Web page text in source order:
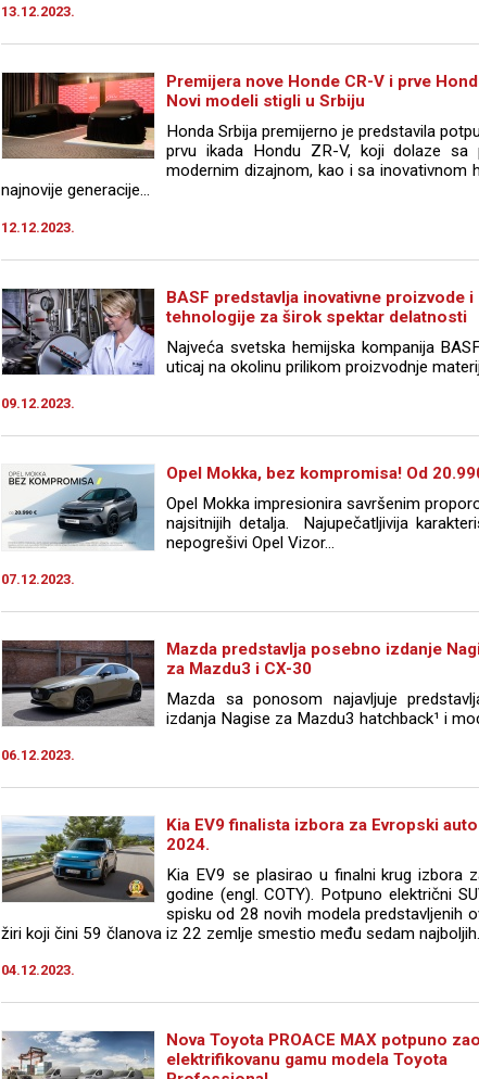
13.12.2023.
Premijera nove Honde CR-V i prve
Novi modeli stigli u Srbiju
Honda Srbija premijerno je predstavila
prvu ikada Hondu ZR-V, koji dolaze sa
modernim dizajnom, kao i sa inovativnom
najnovije generacije...
12.12.2023.
BASF predstavlja inovativne proizvode i
tehnologije za širok spektar delatnosti
Najveća svetska hemijska kompanija
uticaj na okolinu prilikom proizvodnje
09.12.2023.
Opel Mokka, bez kompromisa! Od
Opel Mokka impresionira savršenim
najsitnijih detalja. Najupečatljivija
nepogrešivi Opel Vizor...
07.12.2023.
Mazda predstavlja posebno izdanje
za Mazdu3 i CX-30
Mazda sa ponosom najavljuje
izdanja Nagise za Mazdu3 hatchback¹ i
06.12.2023.
Kia EV9 finalista izbora za Evropski
2024.
Kia EV9 se plasirao u finalni krug izbora
godine (engl. COTY). Potpuno električni
spisku od 28 novih modela predstavljenih
žiri koji čini 59 članova iz 22 zemlje smestio među sedam
04.12.2023.
Nova Toyota PROACE MAX potpuno
elektrifikovanu gamu modela Toyota